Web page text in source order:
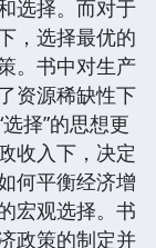
选择。而对于
，选择最优的
。书中对生产
资源稀缺性下
择”的思想更
收入下，决定
何平衡经济增
宏观选择。书
政策的制定并